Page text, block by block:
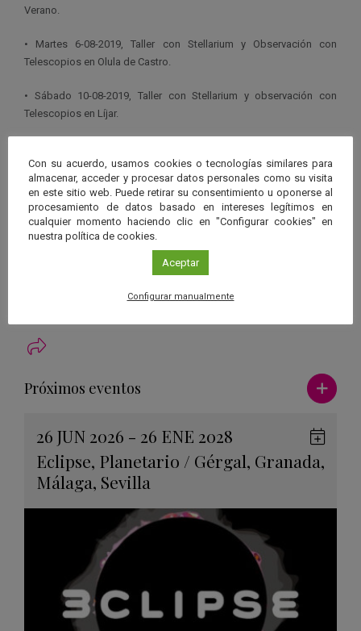
Verano.
• Martes 6-08-2019, Taller con Stellarium y Observación con
Telescopios en Olula de Castro.
• Sábado 10-08-2019, Taller con Stellarium y observación con
Telescopios en Líjar.
Dalías.
Organiza
Asociación Astronómica y Cultural de Almería Orion
Próximos eventos Ver más
26 JUN 2026 - 26 ENE 2028
Eclipse, Planetario / Gérgal, Granada,
Málaga, Sevilla
en
Con su acuerdo, usamos cookies o tecnologías similares para
almacenar, acceder y procesar datos personales como su visita
en este sitio web. Puede retirar su consentimiento u oponerse al
procesamiento de datos basado en intereses legítimos en
cualquier momento haciendo clic en "Configurar cookies" en
nuestra política de cookies.
Aceptar
Configurar manualmente